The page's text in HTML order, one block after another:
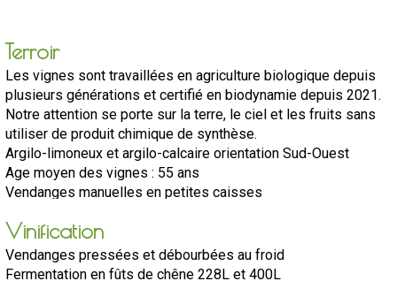
Terroir
Les vignes sont travaillées en agriculture biologique depuis
plusieurs générations et certifié en biodynamie depuis 2021.
Notre attention se porte sur la terre, le ciel et les fruits sans
utiliser de produit chimique de synthèse.
Argilo-limoneux et argilo-calcaire orientation Sud-Ouest
Age moyen des vignes : 55 ans
Vendanges manuelles en petites caisses
Vinification
Vendanges pressées et débourbées au froid
Fermentation en fûts de chêne 228L et 400L